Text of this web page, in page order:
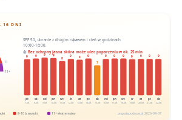
16 DNI
11
11+
SPF 50, ubranie z długim rękawem i cień w godzinach
10:00-16:00.
Bez ochrony jasna skóra może ulec poparzeniu w ok. 25 min
9
pt
7.08
9
sb
8.08
9
nd
9.08
9
pn
10.08
8
wt
11.08
9
śr
12.08
8
cz
13.08
9
pt
14.08
7
sb
15.08
9
nd
16.08
9
pn
17.08
9
wt
18.08
9
śr
19.08
9
cz
20.08
9
pt
21.08
9
sb
22.08
8-10 b. wysoki 11+ ekstremalny pogodapodroze.pl · 2026-08-07